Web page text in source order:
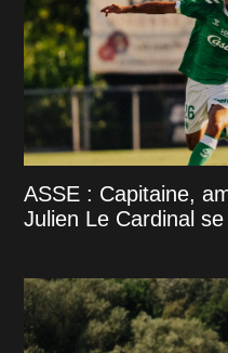
ASSE : Capitaine,
Julien Le Cardinal